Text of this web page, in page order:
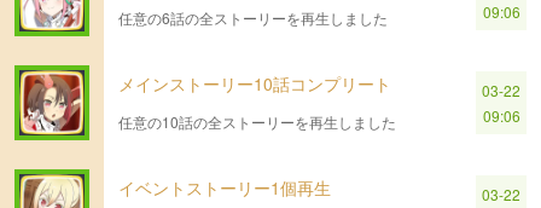
任意の6話の全ストーリーを再生しました
09:06
メインストーリー10話コンプリート
任意の10話の全ストーリーを再生しました
03-22
09:06
イベントストーリー1個再生
03-22